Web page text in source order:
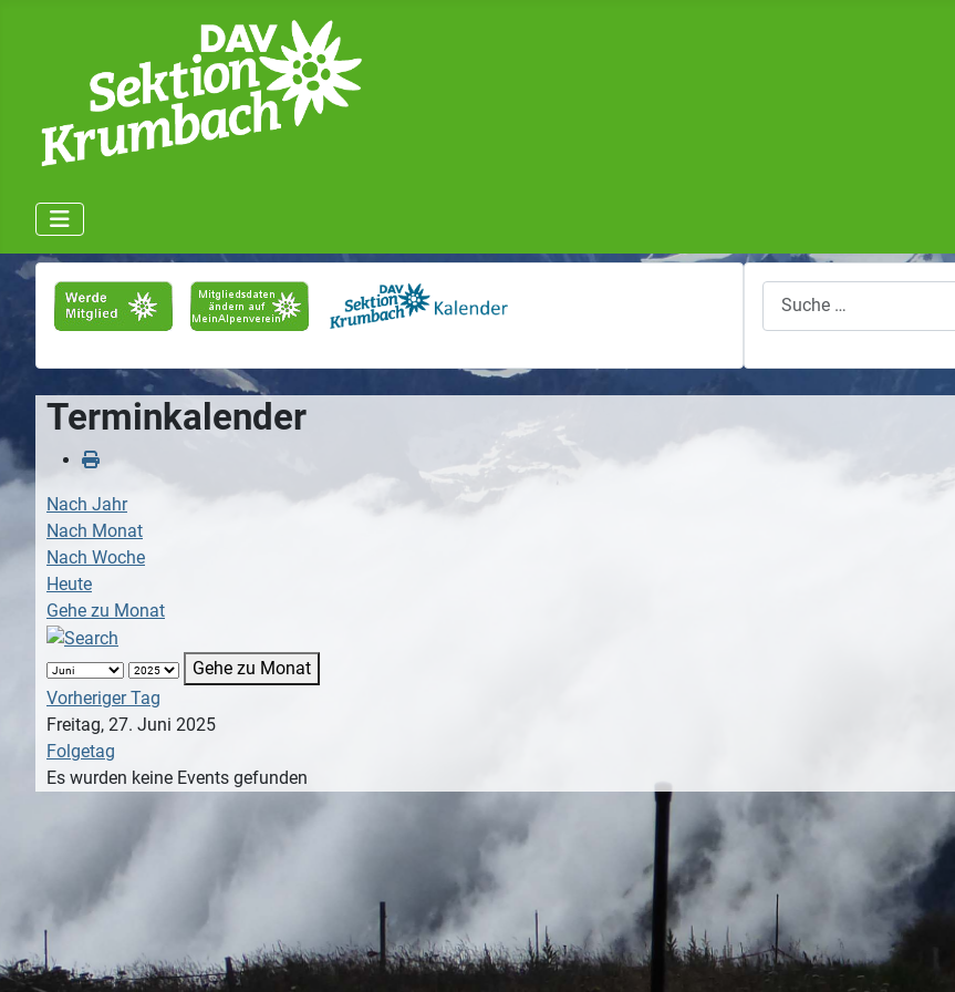
Terminkalender
Nach Jahr
Nach Monat
Nach Woche
Heute
Gehe zu Monat
Gehe zu Monat
Vorheriger Tag
Freitag, 27. Juni 2025
Folgetag
Es wurden keine Events gefunden